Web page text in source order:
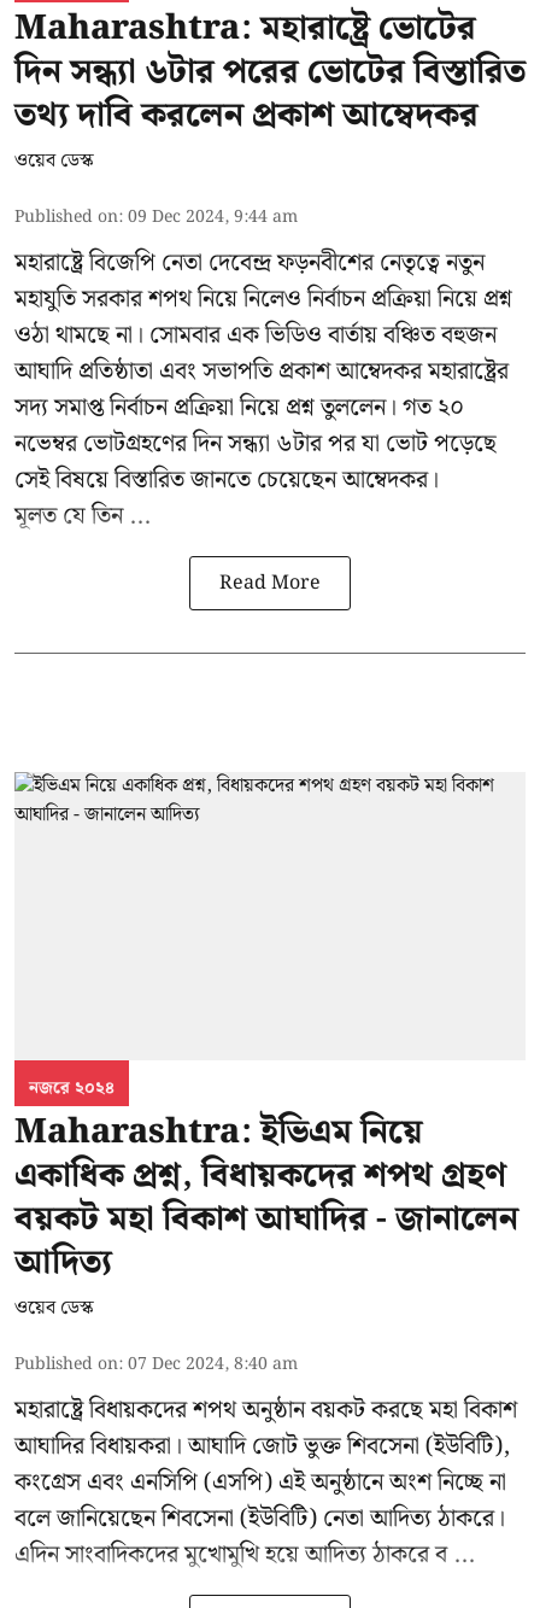
Maharashtra: মহারাষ্ট্রে ভোটের
দিন সন্ধ্যা ৬টার পরের ভোটের বিস্তারিত
তথ্য দাবি করলেন প্রকাশ আম্বেদকর
ওয়েব ডেস্ক
Published on:09 Dec 2024, 9:44 am
মহারাষ্ট্রে বিজেপি নেতা দেবেন্দ্র ফড়নবীশের নেতৃত্বে নতুন
মহাযুতি সরকার শপথ নিয়ে নিলেও নির্বাচন প্রক্রিয়া নিয়ে প্রশ্ন
ওঠা থামছে না। সোমবার এক ভিডিও বার্তায় বঞ্চিত বহুজন
আঘাদি প্রতিষ্ঠাতা এবং সভাপতি প্রকাশ আম্বেদকর মহারাষ্ট্রের
সদ্য সমাপ্ত নির্বাচন প্রক্রিয়া নিয়ে প্রশ্ন তুললেন। গত ২০
নভেম্বর ভোটগ্রহণের দিন সন্ধ্যা ৬টার পর যা ভোট পড়েছে
সেই বিষয়ে বিস্তারিত জানতে চেয়েছেন আম্বেদকর।
মূলত যে তিন ...
Read More
নজরে ২০২৪
Maharashtra: ইভিএম নিয়ে
একাধিক প্রশ্ন, বিধায়কদের শপথ গ্রহণ
বয়কট মহা বিকাশ আঘাদির - জানালেন
আদিত্য
ওয়েব ডেস্ক
Published on:07 Dec 2024, 8:40 am
মহারাষ্ট্রে বিধায়কদের শপথ অনুষ্ঠান বয়কট করছেমহা বিকাশ
আঘাদিরবিধায়করা। আঘাদি জোট ভুক্ত শিবসেনা (ইউবিটি),
কংগ্রেস এবং এনসিপি (এসপি) এই অনুষ্ঠানে অংশ নিচ্ছে না
বলে জানিয়েছেন শিবসেনা (ইউবিটি) নেতা আদিত্য ঠাকরে।
এদিন সাংবাদিকদের মুখোমুখি হয়েআদিত্য ঠাকরেব ...